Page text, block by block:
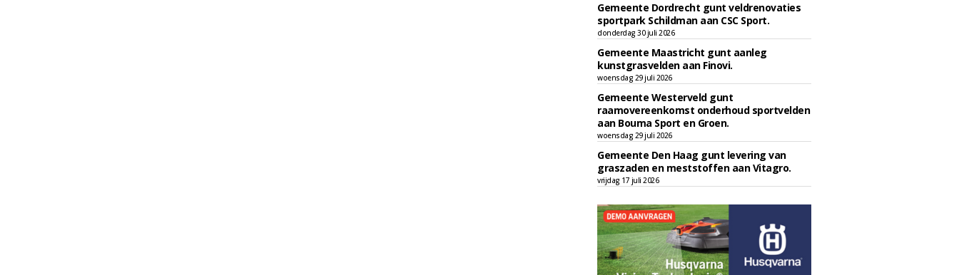
Gemeente Dordrecht gunt veldrenovaties
sportpark Schildman aan CSC Sport.
donderdag 30 juli 2026
Gemeente Maastricht gunt aanleg
kunstgrasvelden aan Finovi.
woensdag 29 juli 2026
Gemeente Westerveld gunt
raamovereenkomst onderhoud sportvelden
aan Bouma Sport en Groen.
woensdag 29 juli 2026
Gemeente Den Haag gunt levering van
graszaden en meststoffen aan Vitagro.
vrijdag 17 juli 2026